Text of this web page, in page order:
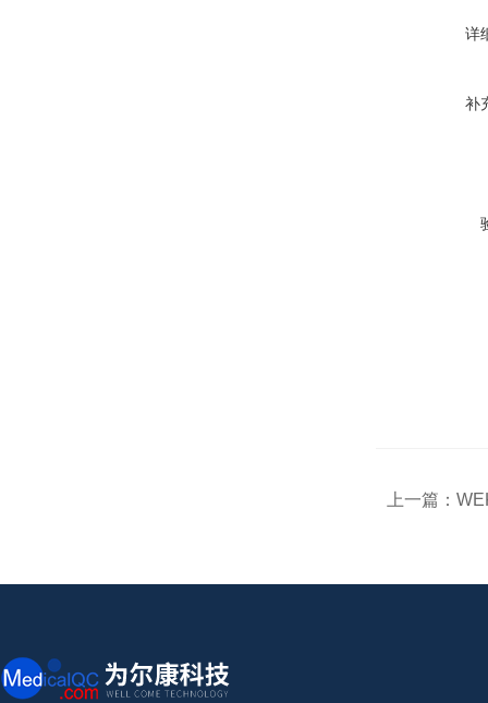
详
补
上一篇：